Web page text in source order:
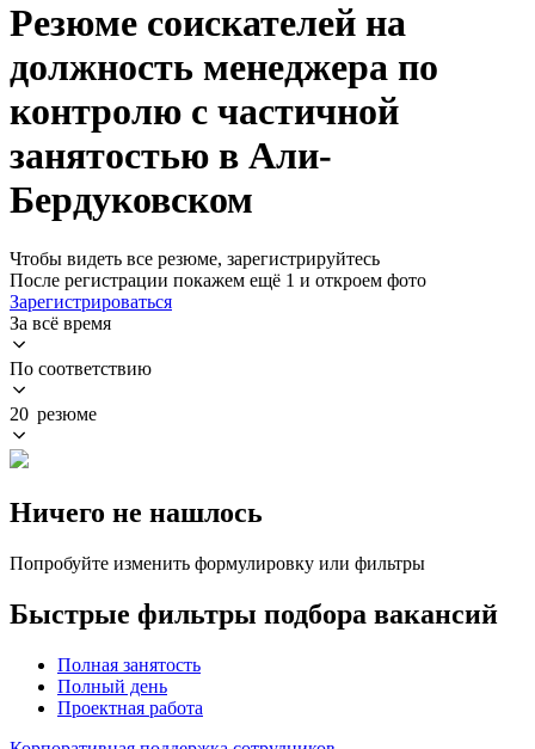
Резюме соискателей на
должность менеджера по
контролю с частичной
занятостью в Али-
Бердуковском
Чтобы видеть все резюме, зарегистрируйтесь
После регистрации покажем ещё 1 и откроем фото
Зарегистрироваться
За всё время
По соответствию
20 резюме
Ничего не нашлось
Попробуйте изменить формулировку или фильтры
Быстрые фильтры подбора вакансий
Полная занятость
Полный день
Проектная работа